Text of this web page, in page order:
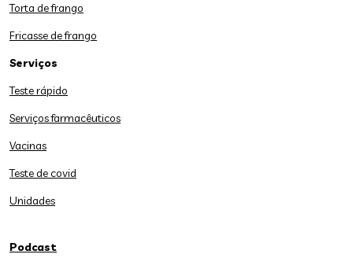
Torta de frango
Fricasse de frango
Serviços
Teste rápido
Serviços farmacêuticos
Vacinas
Teste de covid
Unidades
Podcast